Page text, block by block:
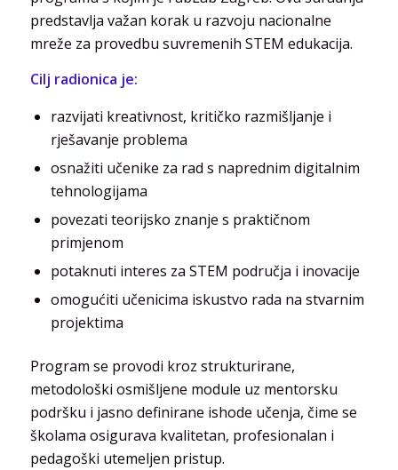
predstavlja važan korak u razvoju nacionalne
mreže za provedbu suvremenih STEM edukacija.
Cilj radionica je:
razvijati kreativnost, kritičko razmišljanje i
rješavanje problema
osnažiti učenike za rad s naprednim digitalnim
tehnologijama
povezati teorijsko znanje s praktičnom
primjenom
potaknuti interes za STEM područja i inovacije
omogućiti učenicima iskustvo rada na stvarnim
projektima
Program se provodi kroz strukturirane,
metodološki osmišljene module uz mentorsku
podršku i jasno definirane ishode učenja, čime se
školama osigurava kvalitetan, profesionalan i
pedagoški utemeljen pristup.